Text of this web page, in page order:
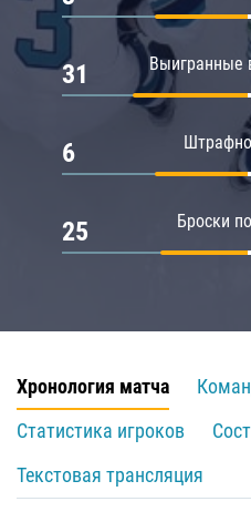
Выигранные
31
6
Броски
25
Хронология матча
Статистика игроков
Текстовая трансляция